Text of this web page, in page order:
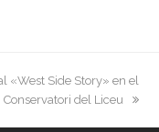
«West Side Story» en el
Conservatori del Liceu